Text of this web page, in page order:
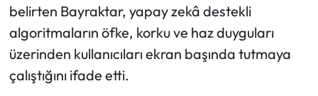
belirten Bayraktar, yapay zekâ destekli
algoritmaların öfke, korku ve haz duyguları
üzerinden kullanıcıları ekran başında tutmaya
çalıştığını ifade etti.
Ekonomi
Sağlık
Turizm